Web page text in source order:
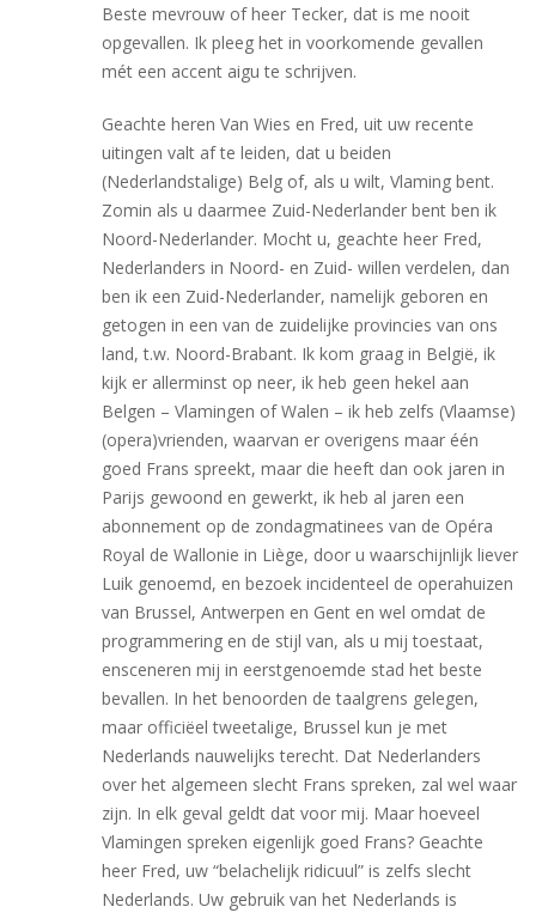
Beste mevrouw of heer Tecker, dat is me nooit
opgevallen. Ik pleeg het in voorkomende gevallen
mét een accent aigu te schrijven.
Geachte heren Van Wies en Fred, uit uw recente
uitingen valt af te leiden, dat u beiden
(Nederlandstalige) Belg of, als u wilt, Vlaming bent.
Zomin als u daarmee Zuid-Nederlander bent ben ik
Noord-Nederlander. Mocht u, geachte heer Fred,
Nederlanders in Noord- en Zuid- willen verdelen, dan
ben ik een Zuid-Nederlander, namelijk geboren en
getogen in een van de zuidelijke provincies van ons
land, t.w. Noord-Brabant. Ik kom graag in België, ik
kijk er allerminst op neer, ik heb geen hekel aan
Belgen – Vlamingen of Walen – ik heb zelfs (Vlaamse)
(opera)vrienden, waarvan er overigens maar één
goed Frans spreekt, maar die heeft dan ook jaren in
Parijs gewoond en gewerkt, ik heb al jaren een
abonnement op de zondagmatinees van de Opéra
Royal de Wallonie in Liège, door u waarschijnlijk liever
Luik genoemd, en bezoek incidenteel de operahuizen
van Brussel, Antwerpen en Gent en wel omdat de
programmering en de stijl van, als u mij toestaat,
ensceneren mij in eerstgenoemde stad het beste
bevallen. In het benoorden de taalgrens gelegen,
maar officiëel tweetalige, Brussel kun je met
Nederlands nauwelijks terecht. Dat Nederlanders
over het algemeen slecht Frans spreken, zal wel waar
zijn. In elk geval geldt dat voor mij. Maar hoeveel
Vlamingen spreken eigenlijk goed Frans? Geachte
heer Fred, uw “belachelijk ridicuul” is zelfs slecht
Nederlands. Uw gebruik van het Nederlands is